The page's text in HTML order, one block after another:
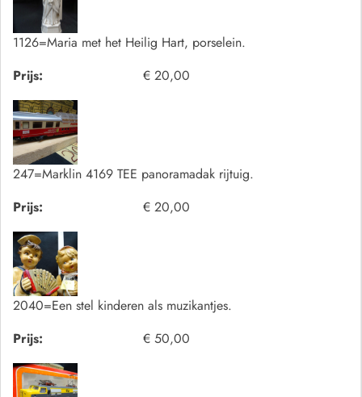
1126=Maria met het Heilig Hart, porselein.
Prijs:
€ 20,00
247=Marklin 4169 TEE panoramadak rijtuig.
Prijs:
€ 20,00
2040=Een stel kinderen als muzikantjes.
Prijs:
€ 50,00